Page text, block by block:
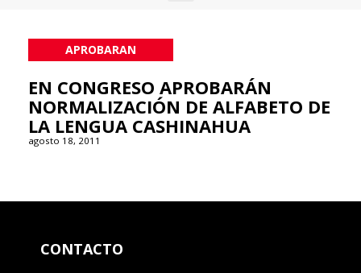
APROBARAN
EN CONGRESO APROBARÁN
NORMALIZACIÓN DE ALFABETO DE
LA LENGUA CASHINAHUA
agosto 18, 2011
CONTACTO